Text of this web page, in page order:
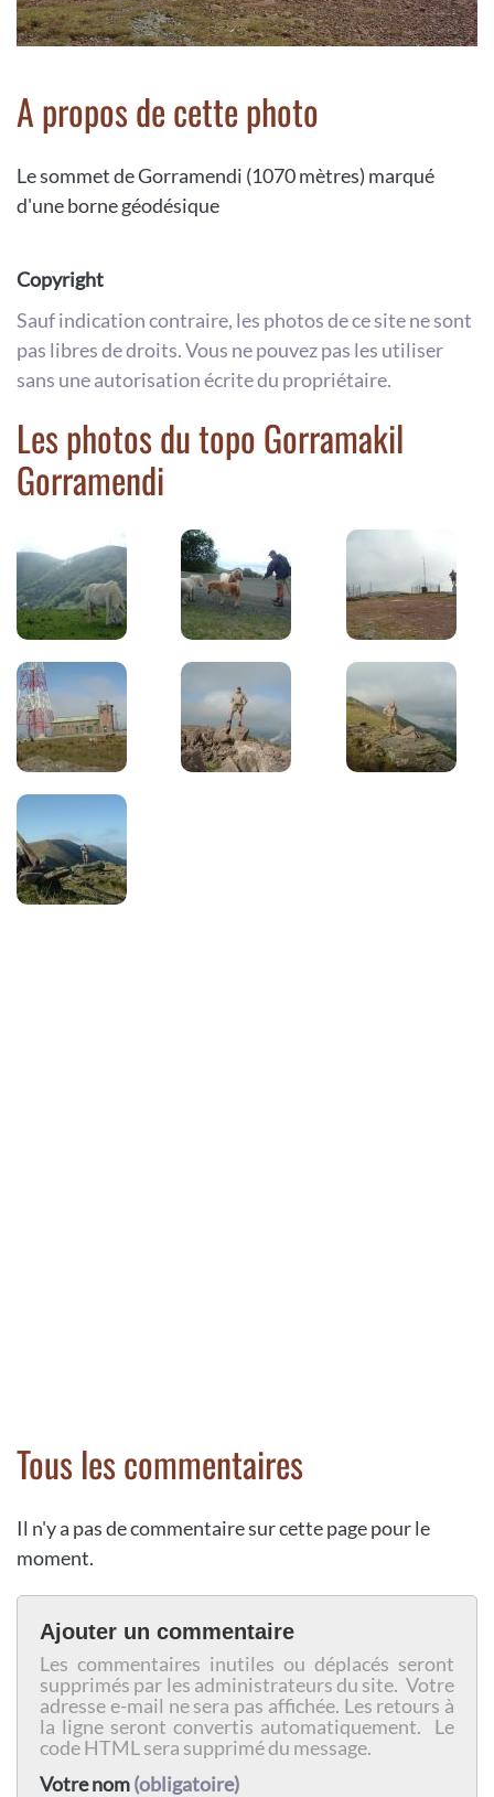
A propos de cette photo
Le sommet de Gorramendi (1070 mètres) marqué
d'une borne géodésique
Copyright
Sauf indication contraire, les photos de ce site ne sont
pas libres de droits. Vous ne pouvez pas les utiliser
sans une autorisation écrite du propriétaire.
Les photos du topo Gorramakil
Gorramendi
Tous les commentaires
Il n'y a pas de commentaire sur cette page pour le
moment.
Ajouter un commentaire
Les commentaires inutiles ou déplacés seront
supprimés par les administrateurs du site. Votre
adresse e-mail ne sera pas affichée. Les retours à
la ligne seront convertis automatiquement. Le
code HTML sera supprimé du message.
Votre nom(obligatoire)